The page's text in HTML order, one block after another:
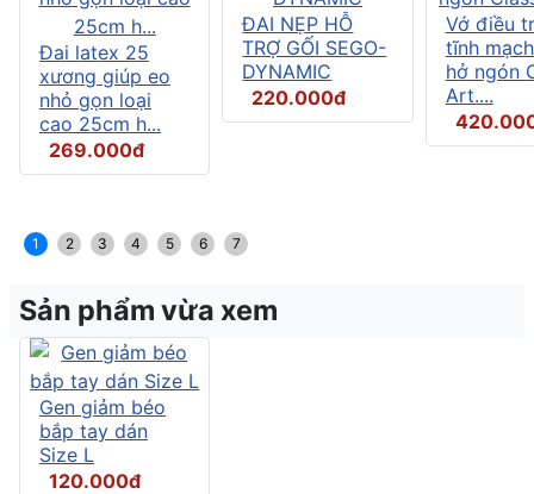
Đai latex 25
xương giúp eo
nhỏ gọn loại
cao 25cm h...
269.000đ
ĐAI NẸP HỖ
TRỢ GỐI SEGO-
DYNAMIC
220.000đ
Vớ điều
tĩnh
hở ngón
Art....
1 2 3 4 5 6 7
Sản phẩm vừa xem
Gen giảm béo
bắp tay dán
Size L
120.000đ